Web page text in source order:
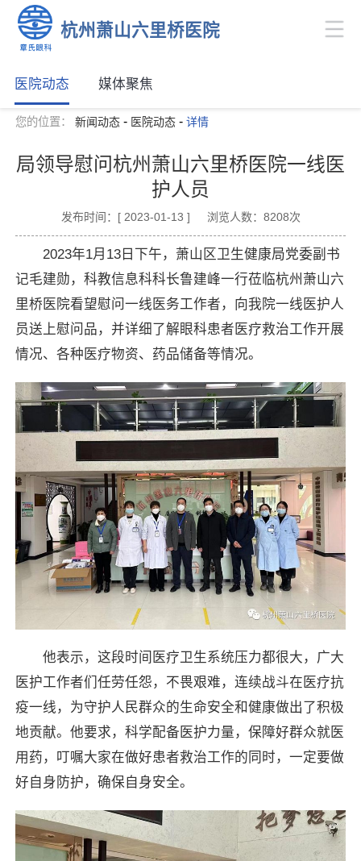
杭州萧山六里桥医院
医院动态 媒体聚焦
您的位置： 新闻动态 - 医院动态 -详情
局领导慰问杭州萧山六里桥医院一线医
护人员
发布时间：[ 2023-01-13 ] 浏览人数：8208次
2023年1月13日下午，萧山区卫生健康局党委副书
记毛建勋，科教信息科科长鲁建峰一行莅临杭州萧山六
里桥医院看望慰问一线医务工作者，向我院一线医护人
员送上慰问品，并详细了解眼科患者医疗救治工作开展
情况、各种医疗物资、药品储备等情况。
他表示，这段时间医疗卫生系统压力都很大，广大
医护工作者们任劳任怨，不畏艰难，连续战斗在医疗抗
疫一线，为守护人民群众的生命安全和健康做出了积极
地贡献。他要求，科学配备医护力量，保障好群众就医
用药，叮嘱大家在做好患者救治工作的同时，一定要做
好自身防护，确保自身安全。